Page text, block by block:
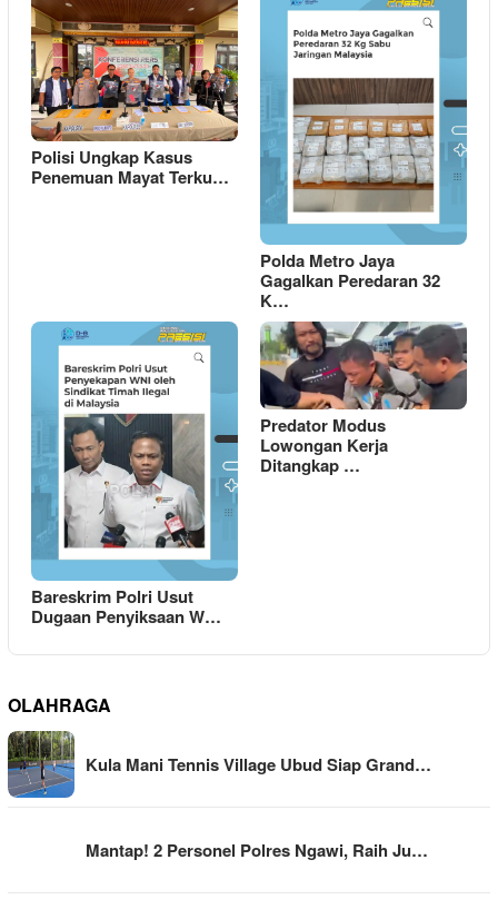
Polisi Ungkap Kasus
Penemuan Mayat Terku…
Polda Metro Jaya
Gagalkan Peredaran 32
K…
Bareskrim Polri Usut
Dugaan Penyiksaan W…
Predator Modus
Lowongan Kerja
Ditangkap …
OLAHRAGA
Kula Mani Tennis Village Ubud Siap Grand…
Mantap! 2 Personel Polres Ngawi, Raih Ju…